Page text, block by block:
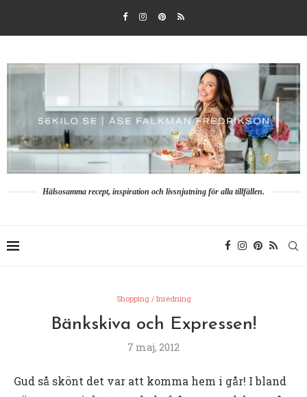
Hälsosamma recept, inspiration och livsnjutning för alla tillfällen.
Shopping / Inredning
Bänkskiva och Expressen!
7 maj, 2012
Gud så skönt det var att komma hem i går! I bland